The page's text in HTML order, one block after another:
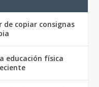
de copiar consignas
educación física